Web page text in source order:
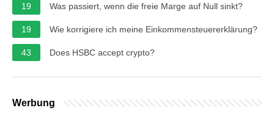
19 Was passiert, wenn die freie Marge auf Null sinkt?
19 Wie korrigiere ich meine Einkommensteuererklärung?
43 Does HSBC accept crypto?
Werbung